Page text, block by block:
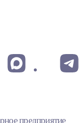
предприятие